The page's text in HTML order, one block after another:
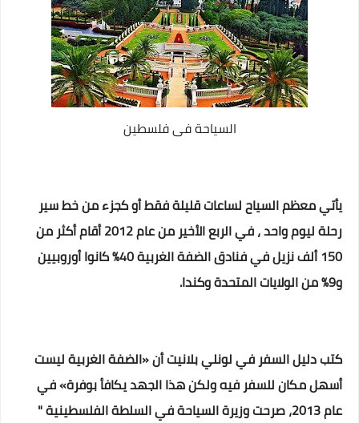
السياحة فى فلسطين
يأتي معظم السياح لساعات قليلة فقط أو كجزء من خط سير
رحلة ليوم واحد ، في الربع الأخير من عام 2012 أقام أكثر من
150 ألف نزيل في فنادق الضفة الغربية 40% كانوا أوروبيين
و9% من الولايات المتحدة وكندا.
كتب دليل السفر في لونلي بلانيت أن «الضفة الغربية ليست
أسهل مكان للسفر فيه ولكن هذا الجهد يكافأ بوفرة» في
عام 2013، صرحت وزيرة السياحة في السلطة الفلسطينية "